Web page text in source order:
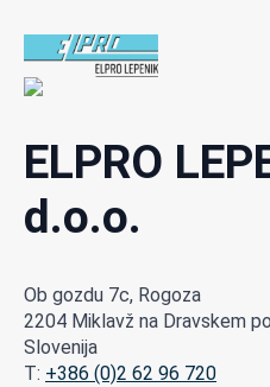
ELPRO
d.o.o.
Ob gozdu 7c, Rogoza
2204 Miklavž na Dravskem
Slovenija
T: +386 (0)2 62 96 720